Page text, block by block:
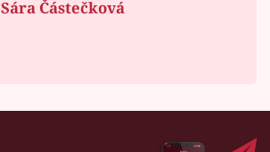
Sára Částečková